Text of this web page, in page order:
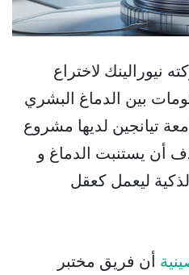
لاختراع
بين الدماغ البشري
تيانجين لديها مشروع
أن يستنبت الدماغ و
ليعمل كعقل
أن فريق مختبر